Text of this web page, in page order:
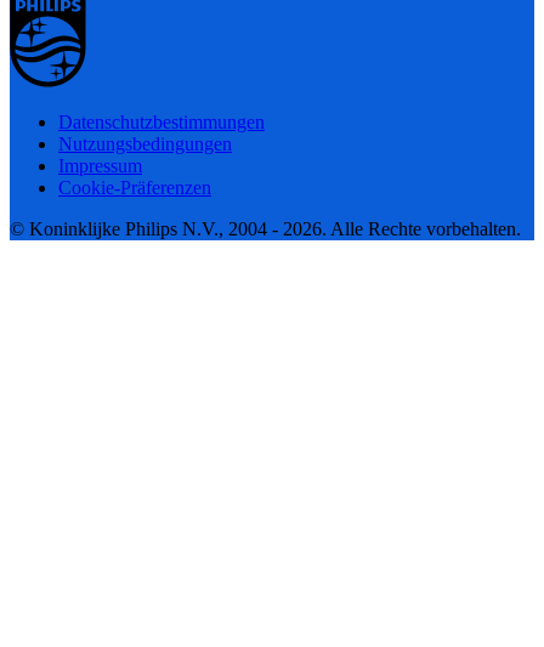
Datenschutzbestimmungen
Nutzungsbedingungen
Impressum
Cookie-Präferenzen
© Koninklijke Philips N.V., 2004 - 2026. Alle Rechte vorbehalten.